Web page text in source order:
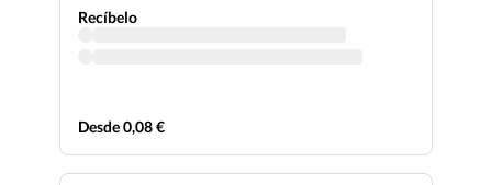
Recíbelo
Desde 0,08 €